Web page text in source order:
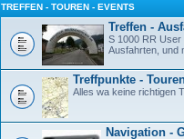
TREFFEN - TOUREN - EVENTS
Treffen -
S 1000 RR User
Ausfahrten, und
Treffpunkte -
Alles wa keine richtigen
Navigation -